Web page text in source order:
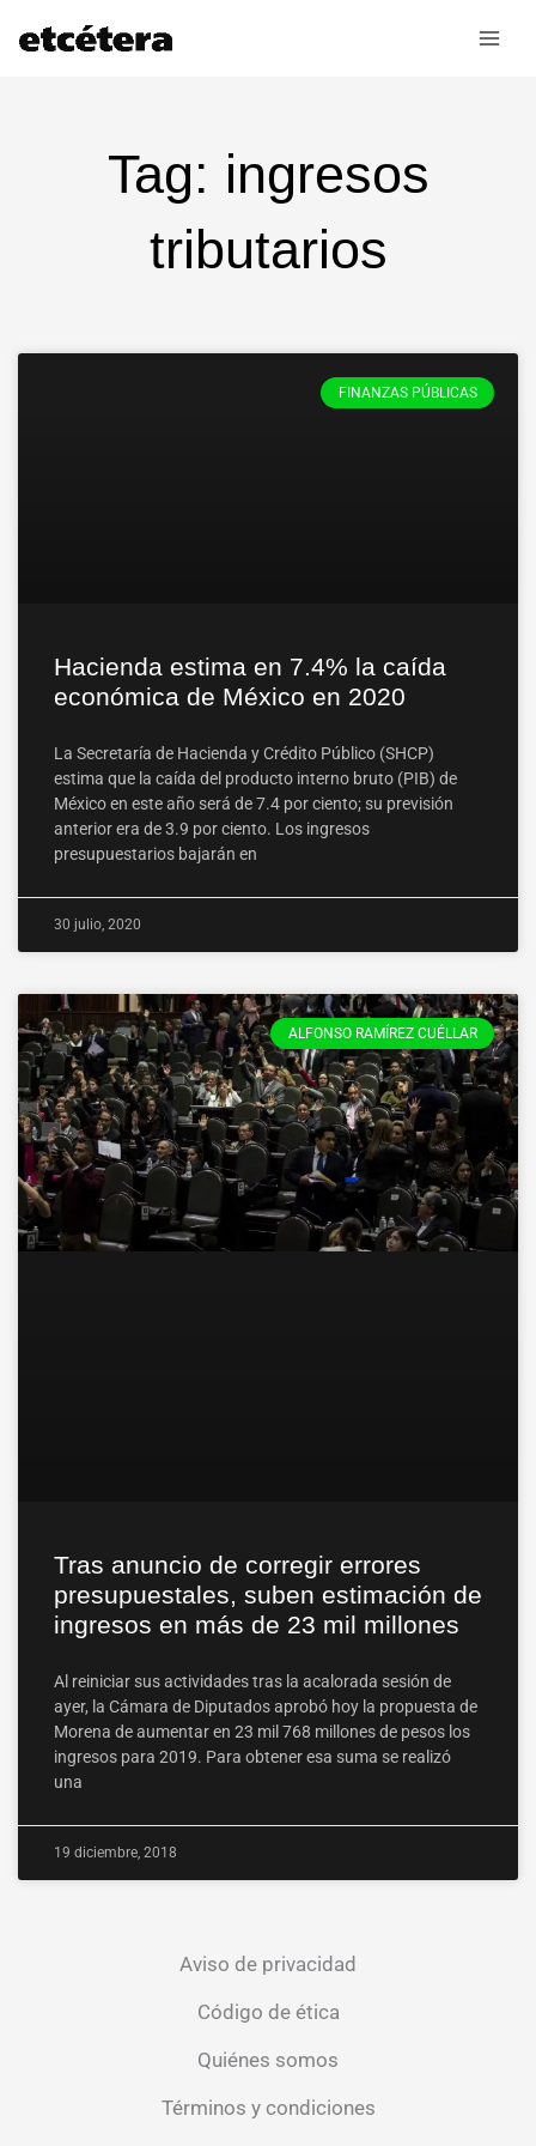
Tag: ingresos
tributarios
FINANZAS PÚBLICAS
Hacienda estima en 7.4% la caída
económica de México en 2020
La Secretaría de Hacienda y Crédito Público (SHCP)
estima que la caída del producto interno bruto (PIB) de
México en este año será de 7.4 por ciento; su previsión
anterior era de 3.9 por ciento. Los ingresos
presupuestarios bajarán en
30 julio, 2020
ALFONSO RAMÍREZ CUÉLLAR
Tras anuncio de corregir errores
presupuestales, suben estimación de
ingresos en más de 23 mil millones
Al reiniciar sus actividades tras la acalorada sesión de
ayer, la Cámara de Diputados aprobó hoy la propuesta de
Morena de aumentar en 23 mil 768 millones de pesos los
ingresos para 2019. Para obtener esa suma se realizó
una
19 diciembre, 2018
Aviso de privacidad
Código de ética
Quiénes somos
Términos y condiciones